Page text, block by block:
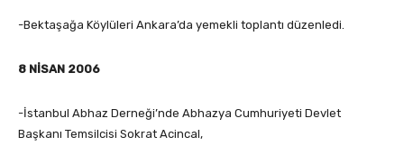
-Bektaşağa Köylüleri Ankara’da yemekli toplantı düzenledi.
8 NİSAN 2006
-İstanbul Abhaz Derneği’nde Abhazya Cumhuriyeti Devlet
Başkanı Temsilcisi Sokrat Acincal,